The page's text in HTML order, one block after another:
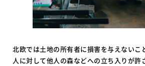
北欧では土地の所有者に損害を与えないこ
人に対して他人の森などへの立ち入りが許